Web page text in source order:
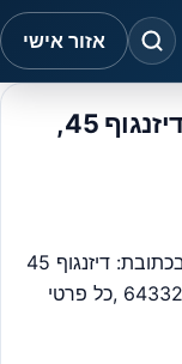
אזור אישי
בנק מזרחי טפחות סניף 453 | דיזנגוף 45,
בנק מזרחי טפחות בע"מ סניף לב דיזנגוף בכתובת: דיזנגוף 45
דיזנגוף סנטר – סניף מספר 453 מיקוד,6433217 ,כל פרטי